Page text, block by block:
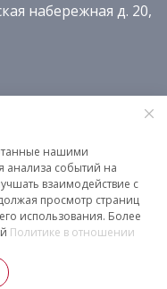
набережная д. 20,
нашими
анализа событий на
взаимодействие с
просмотр страниц
использования. Более
Политике в отношении